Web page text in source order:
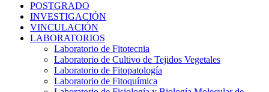
POSTGRADO
INVESTIGACIÓN
VINCULACIÓN
LABORATORIOS
Laboratorio de Fitotecnia
Laboratorio de Cultivo de Tejidos Vegetales
Laboratorio de Fitopatología
Laboratorio de Fitoquímica